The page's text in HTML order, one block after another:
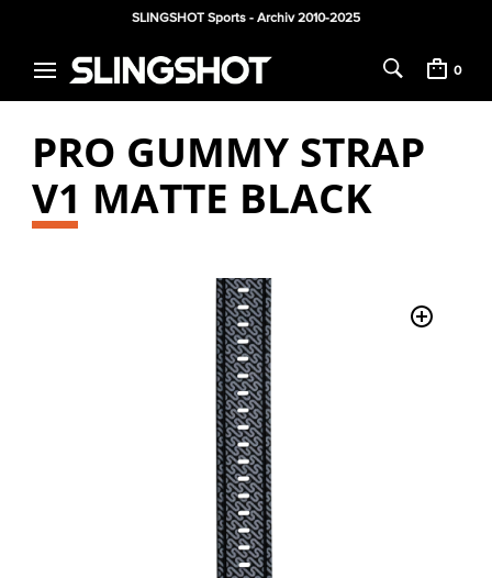
SLINGSHOT Sports - Archiv 2010-2025
0
PRO GUMMY STRAP
V1 MATTE BLACK